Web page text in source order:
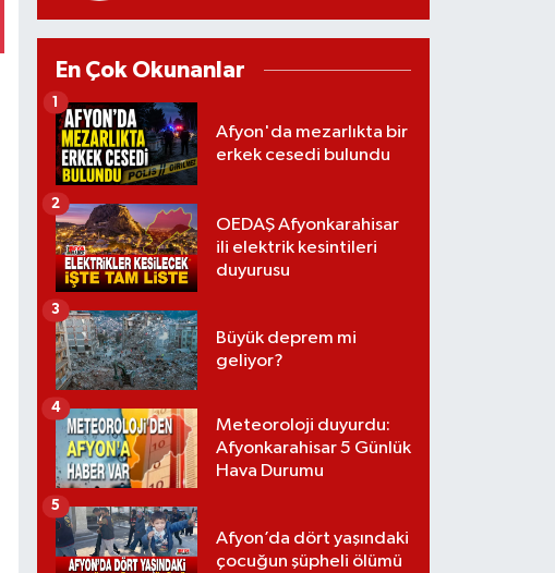
En Çok Okunanlar
Afyon'da mezarlıkta bir
erkek cesedi bulundu
1
OEDAŞ Afyonkarahisar
ili elektrik kesintileri
duyurusu
2
Büyük deprem mi
geliyor?
3
Meteoroloji duyurdu:
Afyonkarahisar 5 Günlük
Hava Durumu
4
Afyon’da dört yaşındaki
çocuğun şüpheli ölümü
5